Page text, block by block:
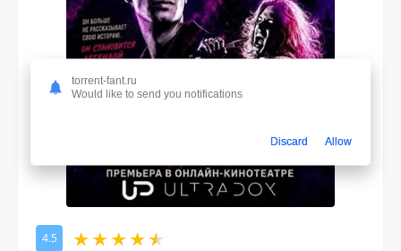
4.5
torrent-fant.ru
Would like to send you notifications
Discard Allow